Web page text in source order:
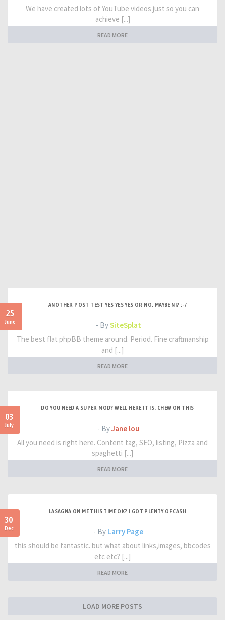
We have created lots of YouTube videos just so you can
achieve [...]
READ MORE
25
June
ANOTHER POST TEST YES YES YES OR NO, MAYBE NI? :-/
- BySiteSplat
The best flat phpBB theme around. Period. Fine craftmanship
and [...]
READ MORE
03
July
DO YOU NEED A SUPER MOD? WELL HERE IT IS. CHEW ON THIS
- ByJane lou
All you need is right here. Content tag, SEO, listing, Pizza and
spaghetti [...]
READ MORE
30
Dec
LASAGNA ON ME THIS TIME OK? I GOT PLENTY OF CASH
- By Larry Page
this should be fantastic. but what about links,images, bbcodes
etc etc? [...]
READ MORE
LOAD MORE POSTS